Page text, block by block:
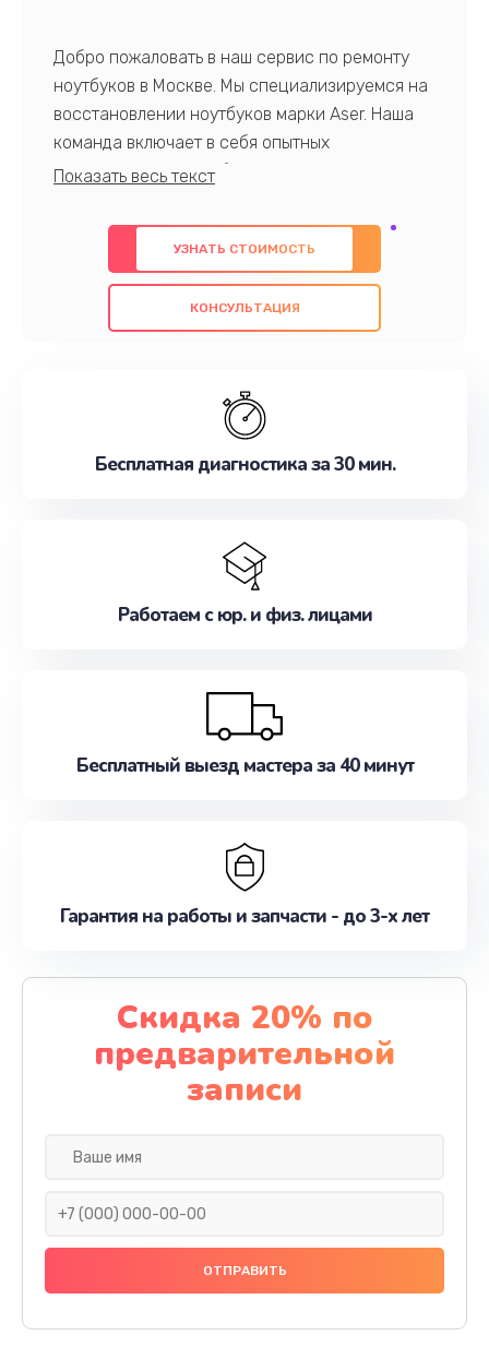
Добро пожаловать в наш сервис по ремонту
ноутбуков в Москве. Мы специализируемся на
восстановлении ноутбуков марки Aser. Наша
команда включает в себя опытных
профессионалов с обширными знаниями и
предлагаем быстрый и качественный ремонт с
использованием оригинальных компонентов, а
также гарантируем качество всех
проведенных работ. Наша цель - предоставить
наилучшим образом. Не медлите записаться на
УЗНАТЬ СТОИМОСТЬ
КОНСУЛЬТАЦИЯ
Бесплатная диагностика за 30 мин.
Работаем с юр. и физ. лицами
Бесплатный выезд мастера за 40 минут
Гарантия на работы и запчасти - до 3-х лет
Скидка 20% по
предварительной
записи